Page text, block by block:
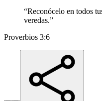
“Reconócelo en todos
veredas.”
Proverbios 3:6